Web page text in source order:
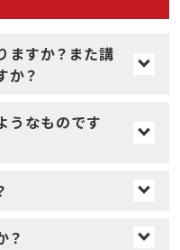
ますか？また講
か？
いて、法令で定
義を行っていま
うなものです
、解説中のスラ
います。教材は
水準の向上に尽
？